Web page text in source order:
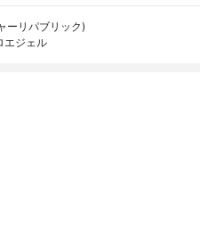
ーリパブリック)
エジェル